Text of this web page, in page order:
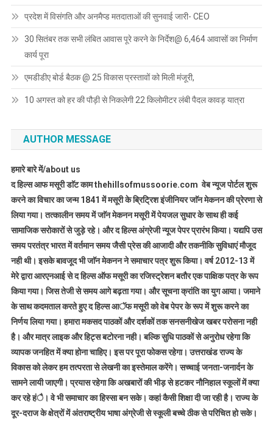
प्रदेश में विसंगति और अनमैप्ड मतदाताओं की सुनवाई जारी- CEO
30 सितंबर तक सभी लंबित आवास पूरे करने के निर्देश@ 6,464 आवासों का निर्माण
कार्य पूरा
एमडीडीए बोर्ड बैठक @ 25 विकास प्रस्तावों को मिली मंजूरी,
10 अगस्त को हर की पौड़ी से निकलेगी 22 किलोमीटर लंबी पैदल कावड़ यात्रा
AUTHOR MESSAGE
हमारे बारे में/about us
द हिल्स आफ मसूरी डाॅट काम thehillsofmussoorie.com वेब न्यूज पोर्टल शुरू
करने का विचार का जन्म 1841 में मसूरी के ब्रिट्रिश इंजीनियर जाॅन मेकनन की प्रेरणा से
लिया गया। तत्कालीन समय में जाॅन मेकनन मसूरी में पेयजल सुधार के साथ ही कई
सामाजिक सरोकारों से जुड़े रहे। और द हिल्स अंग्रेजी न्यूज पेपर प्रारंभ किया। यद्यपि उस
समय परतंत्र भारत में वर्तमान समय जैसी प्रेस की आजादी और तकनीकि सुविधाएं मौजूद
नही थी। इसके बावजूद भी जाॅन मेकनन ने समाचार पत्र शुरू किया। वर्ष 2012-13 में
मेरे द्वारा आरएनआई से द हिल्स ऑफ मसूरी का रजिस्ट्रेशन बतौर एक पाक्षिक पत्र के रूप
किया गया। जिस तेजी से समय आगे बढ़ता गया। और सूचना क्रांति का युग आया। जमाने
के साथ कदमताल करते हुए द हिल्स आॅफ मसूरी को वेब पेपर के रूप में शुरू करने का
निर्णय लिया गया। हमारा मकसद पाठकों और दर्शकों तक सनसनीखेज खबर परोसना नही
है। और मात्र लाइक और हिट्स बटोरना नही। बल्कि सुधि पाठकों से अनुरोध रहेगा कि
व्यापक जनहित में क्या होना चाहिए। इस पर पूरा फोकस रहेगा। उत्तराखंड राज्य के
विकास को लेकर हम तत्परता से लेखनी का इस्तेमाल करेंगे। सच्चाई जनता-जनार्दन के
सामने लायी जाएगी। प्रयास रहेगा कि अखबारों की भीड़ से हटकर नौनिहाल स्कूलों में क्या
कर रहे हंै। वे भी समाचार का हिस्सा बन सके। कहां कैसी शिक्षा दी जा रही है। राज्य के
दूर-दराज के क्षेत्रों में अंतराष्ट्रीय भाषा अंग्रेजी से स्कूली बच्चे ठीक से परिचित हो सके।